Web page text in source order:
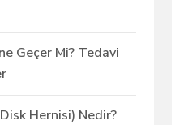
Geçer Mi? Tedavi
Hernisi) Nedir?